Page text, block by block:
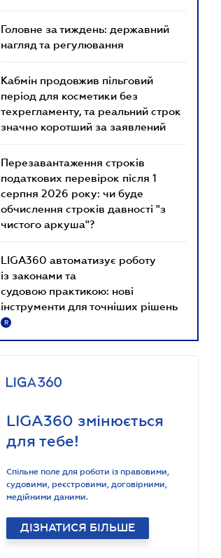
Головне за тиждень: державний
нагляд та регулювання
Кабмін продовжив пільговий
період для косметики без
техрегламенту, та реальний строк
значно коротший за заявлений
Перезавантаження строків
податкових перевірок після 1
серпня 2026 року: чи буде
обчислення строків давності "з
чистого аркуша"?
LIGA360 автоматизує роботу
із законами та
судовою практикою: нові
інструменти для точніших рішень
R
LIGA360 змінюється
для тебе!
Спільне поле для роботи із правовими,
судовими, реєстровими, договірними,
медійними даними.
ДІЗНАТИСЯ БІЛЬШЕ